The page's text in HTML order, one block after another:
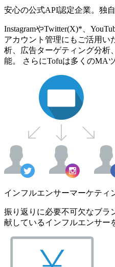
安心の公式API認定企業。独
InstagramやTwitter(X)*、
アカウント管理にもご活用い
析、広告ターゲティング分析
能。 さらにTofuは多くのMA
インフルエンサーマーケティ
振り返りに必要不可欠なブラ
献しているインフルエンサー